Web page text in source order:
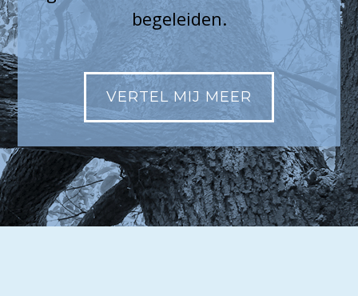
begeleiden.
VERTEL MIJ MEER